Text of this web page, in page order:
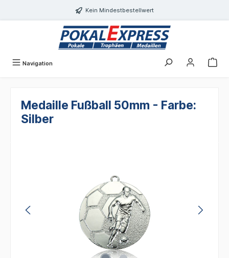
Kein Mindestbestellwert
Navigation
Medaille Fußball 50mm - Farbe:
Silber